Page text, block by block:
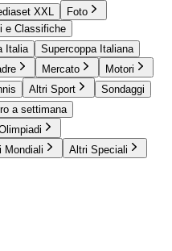
XXL
Foto
e Classifiche
Italia
Supercoppa Italiana
Mercato
Motori
Altri Sport
Sondaggi
a settimana
Mondiali Altri Speciali